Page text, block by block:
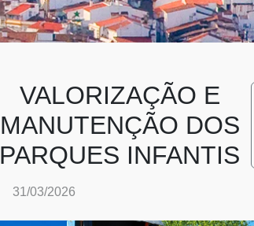
VALORIZAÇÃO E
MANUTENÇÃO DOS
PARQUES INFANTIS
31/03/2026